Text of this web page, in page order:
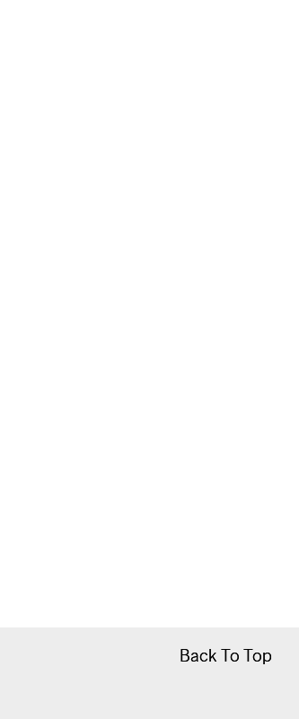
Back To Top
Back To Top